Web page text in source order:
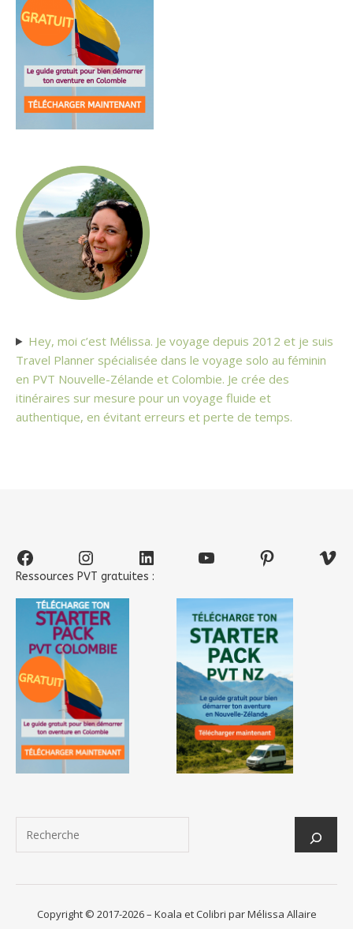
Hey, moi c’est Mélissa. Je voyage depuis 2012 et je suis
Travel Planner spécialisée dans le voyage solo au féminin
en PVT Nouvelle-Zélande et Colombie. Je crée des
itinéraires sur mesure pour un voyage fluide et
authentique, en évitant erreurs et perte de temps.
FacebookInstagramLinkedInYouTubePinterest
Ressources PVT gratuites :
Copyright © 2017-2026 – Koala et Colibri par Mélissa Allaire